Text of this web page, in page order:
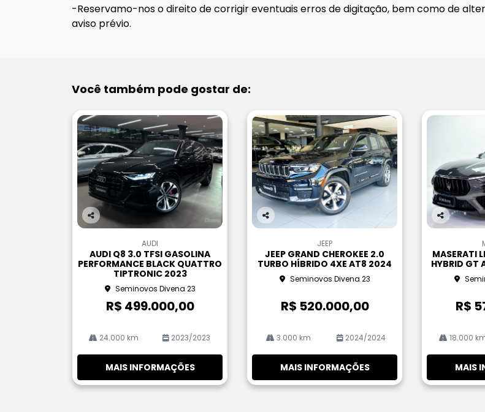
-Reservamo-nos o direito de corrigir eventuais erros de digitação, bem como de
aviso prévio.
Você também pode gostar de:
Co
rtil
he
AUDI
AUDI Q8 3.0 TFSI GASOLINA
PERFORMANCE BLACK QUATTRO
TIPTRONIC 2023
Seminovos Divena 23
R$ 499.000,00
24.000 km 2023/2023
MAIS INFORMAÇÕES
Co
rtil
he
JEEP
JEEP GRAND CHEROKEE 2.0
TURBO HÍBRIDO 4XE AT8 2024
Seminovos Divena 23
R$ 520.000,00
3.000 km 2024/2024
MAIS INFORMAÇÕES
Co
rtil
he
MASERATI
HYBRID GT
R$
18.000
MAIS